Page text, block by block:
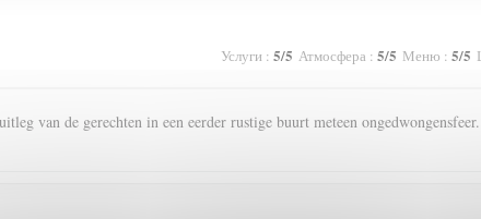
Услуги : 5/5 Атмосфера : 5/5 Меню : 5/5
van de gerechten in een eerder rustige buurt meteen